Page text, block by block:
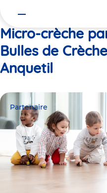
Micro-crèche
Bulles de
Anquetil
Partenaire